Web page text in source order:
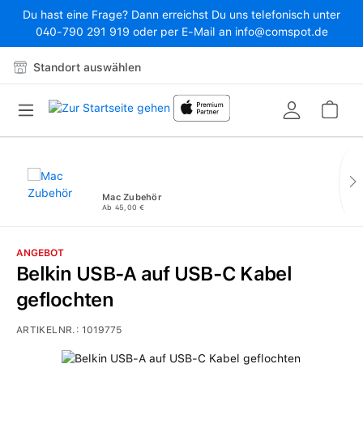
Zum Hauptinhalt springen
Du hast eine Frage? Dann erreichst Du uns telefonisch unter
040-790 291 919 oder per E-Mail an info@comspot.de
Standort auswählen
Mac Zubehör
Ab 45,00 €
Bildergalerie überspringen
ANGEBOT
Belkin USB-A auf USB-C Kabel
geflochten
ARTIKELNR.:1019775